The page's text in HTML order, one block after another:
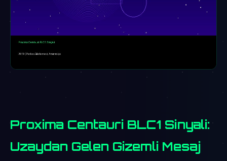
Proxima Centauri BLC1 Sinyali:
Uzaydan Gelen Gizemli Mesaj